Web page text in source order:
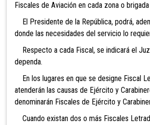
Fiscales de Aviación en cada zona o
El Presidente de la República, podrá,
donde las necesidades del servicio lo
Respecto a cada Fiscal, se indicará el
dependa.
En los lugares en que se designe Fiscal
atenderán las causas de Ejército y
denominarán Fiscales de Ejército y
Cuando existan dos o más Fiscales